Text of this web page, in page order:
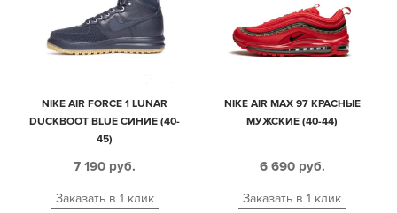
NIKE AIR FORCE 1 LUNAR
DUCKBOOT BLUE СИНИЕ (40-
45)
7 190 руб.
Заказать в 1 клик
NIKE AIR MAX 97 КРАСНЫЕ
МУЖСКИЕ (40-44)
6 690 руб.
Заказать в 1 клик